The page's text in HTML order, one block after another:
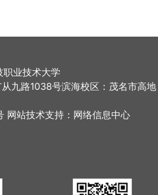
业技术大学
九路1038号滨海校区：茂名市高地
网站技术支持：网络信息中心